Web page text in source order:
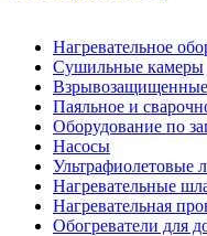
Нагревательное
Сушильные камеры
Взрывозащищенные
Паяльное и
Оборудование по
Насосы
Ультрафиолетовые
Нагревательные
Нагревательная
Обогреватели для